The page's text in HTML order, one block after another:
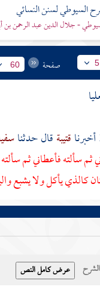
السيوطي لسنن النسائي
- جلال الدين عبد الرحمن بن
5 صفحة 60
قتيبةقال حدثنا
ثم سألته فأعطاني ثم
كالذي يأكل ولا يشبع
الشرح